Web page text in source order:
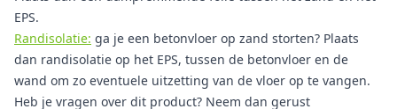
EPS.
Randisolatie: ga je een betonvloer op zand storten? Plaats
dan randisolatie op het EPS, tussen de betonvloer en de
wand om zo eventuele uitzetting van de vloer op te vangen.
Heb je vragen over dit product? Neem dan gerust